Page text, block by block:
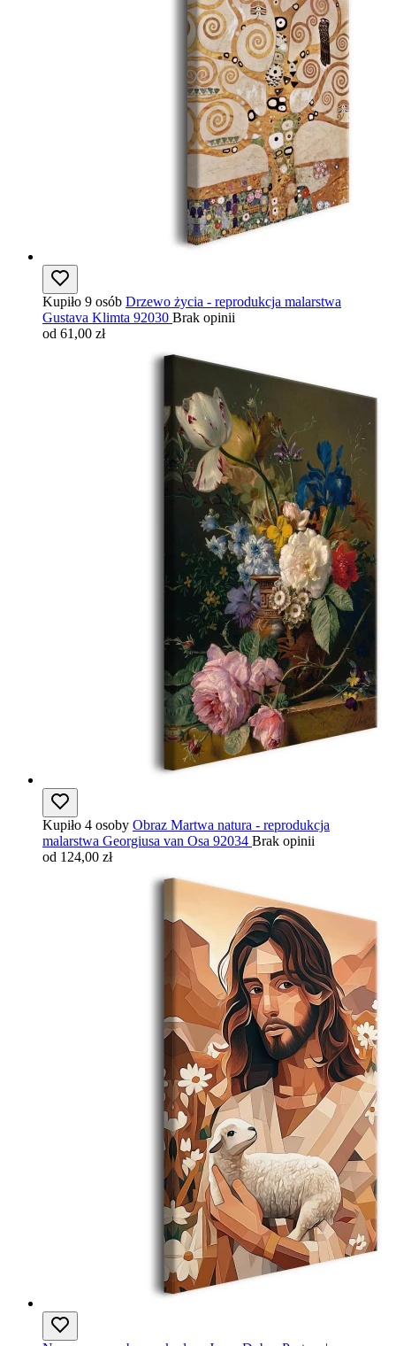
Kupiło 9 osób Drzewo życia - reprodukcja malarstwa
Gustava Klimta 92030 Brak opinii
od 61,00 zł
Kupiło 4 osoby Obraz Martwa natura - reprodukcja
malarstwa Georgiusa van Osa 92034 Brak opinii
od 124,00 zł